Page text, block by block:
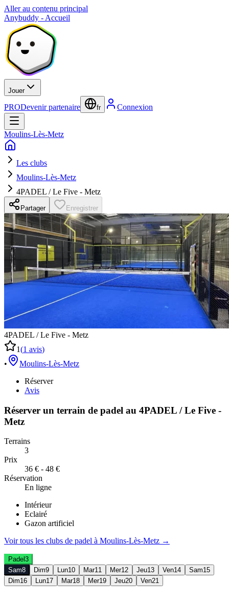
Aller au contenu principal
Anybuddy - Accueil
Jouer
PRODevenir partenaire fr Connexion
Moulins-Lès-Metz
Les clubs
Moulins-Lès-Metz
4PADEL / Le Five - Metz
Partager Enregistrer
4PADEL / Le Five - Metz
1(1 avis)
•
Moulins-Lès-Metz
Réserver
Avis
Réserver un terrain de padel au 4PADEL / Le Five -
Metz
Terrains
3
Prix
36 € - 48 €
Réservation
En ligne
Intérieur
Eclairé
Gazon artificiel
Voir tous les clubs de padel à Moulins-Lès-Metz →
Padel 3
Sam8 Dim9 Lun10 Mar11 Mer12 Jeu13 Ven14 Sam15
Dim16 Lun17 Mar18 Mer19 Jeu20 Ven21